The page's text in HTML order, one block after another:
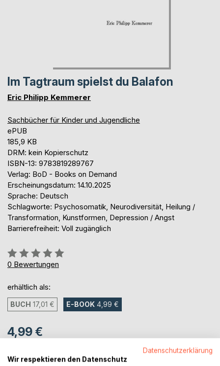
Im Tagtraum spielst du Balafon
Eric Philipp Kemmerer
Sachbücher für Kinder und Jugendliche
ePUB
185,9 KB
DRM: kein Kopierschutz
ISBN-13: 9783819289767
Verlag: BoD - Books on Demand
Erscheinungsdatum: 14.10.2025
Sprache: Deutsch
Schlagworte: Psychosomatik, Neurodiversität, Heilung /
Transformation, Kunstformen, Depression / Angst
Barrierefreiheit: Voll zugänglich
Bewertung::
0%
0 Bewertungen
erhältlich als:
BUCH 17,01 € E-BOOK 4,99 €
4,99 €
Datenschutzerklärung
Wir respektieren den Datenschutz